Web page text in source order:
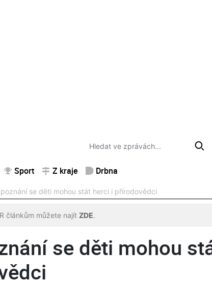
Sport Z kraje Drbna
se děti mohou stát herci i přírodovědci
článkům můžete najít ZDE.
se děti mohou